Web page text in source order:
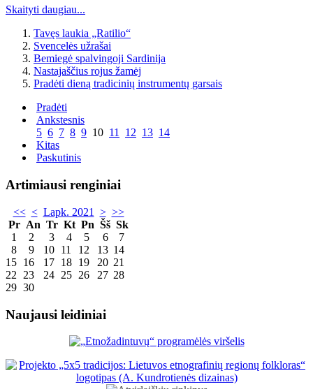
Skaityti daugiau...
Tavęs laukia „Ratilio“
Svencelės užrašai
Bemiegė spalvingoji Sardinija
Nastajaščius rojus žamėj
Pradėti dieną tradicinių instrumentų garsais
Pradėti
Ankstesnis
5 6 7 8 9 10 11 12 13 14
Kitas
Paskutinis
Artimiausi renginiai
<< < Lapk. 2021 > >>
Pr An Tr Kt Pn Šš Sk
1
2 3 4 5 6
7
8
9 10 11 12 13 14
15 16 17 18 19 20 21
22
23 24 25 26 27 28
29 30
Naujausi leidiniai